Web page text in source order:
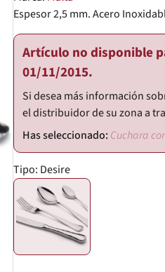
Espesor 2,5 mm. Acero
Artículo no disponible
01/11/2015.
Si desea más información
el distribuidor de su zona a
Cuchara
Tipo: Desire